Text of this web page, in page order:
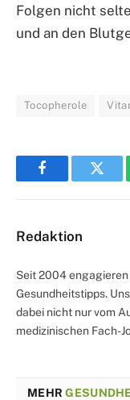
Folgen nicht
und an den
Tocopherole
Facebook
Redaktion
Seit 2004
Gesundheitstipps.
dabei nicht nur vom
medizinischen Fach-
MEHR